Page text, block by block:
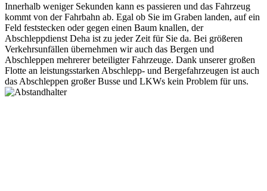
Innerhalb weniger Sekunden kann es passieren und das Fahrzeug
kommt von der Fahrbahn ab. Egal ob Sie im Graben landen, auf ein
Feld feststecken oder gegen einen Baum knallen, der
Abschleppdienst Deha ist zu jeder Zeit für Sie da. Bei größeren
Verkehrsunfällen übernehmen wir auch das Bergen und
Abschleppen mehrerer beteiligter Fahrzeuge. Dank unserer großen
Flotte an leistungsstarken Abschlepp- und Bergefahrzeugen ist auch
das Abschleppen großer Busse und LKWs kein Problem für uns.